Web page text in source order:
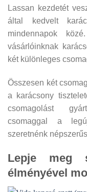
Lassan kezdetét
által kedvelt
mindennapok
vásárlóinknak
két különleges
Összesen két
a karácsony
csomagolást
csomaggal a
szeretnénk
Lepje meg
élményével